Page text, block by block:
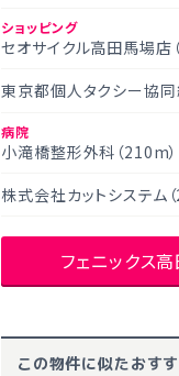
ショッピング
セオサイクル高田馬場店
東京都個人タクシー協同
病院
小滝橋整形外科（210m）
株式会社カットシステム
フェニックス
この物件に似たおす